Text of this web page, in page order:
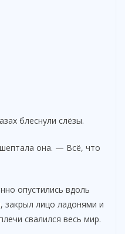
блеснули слёзы.
она. — Всё, что
опустились вдоль
закрыл лицо ладонями и
свалился весь мир.